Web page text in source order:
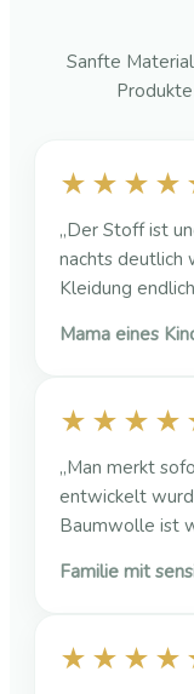
Sanfte
„Der Stoff ist
nachts deutlich
Kleidung
Mama eines
„Man merkt
entwickelt
Baumwolle ist
Familie mit